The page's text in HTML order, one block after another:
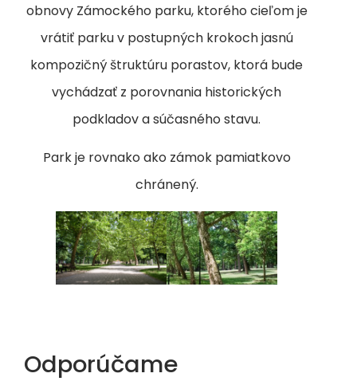
obnovy Zámockého parku, ktorého cieľom je
vrátiť parku v postupných krokoch jasnú
kompozičný štruktúru porastov, ktorá bude
vychádzať z porovnania historických
podkladov a súčasného stavu.
Park je rovnako ako zámok pamiatkovo
chránený.
Odporúčame